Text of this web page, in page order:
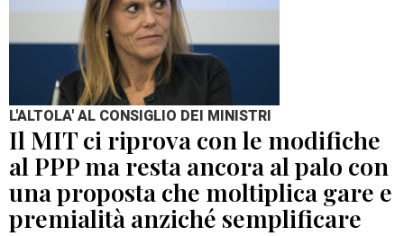
L'ALTOLA' AL CONSIGLIO DEI MINISTRI
Il MIT ci riprova con le modifiche
al PPP ma resta ancora al palo con
una proposta che moltiplica gare e
premialità anziché semplificare